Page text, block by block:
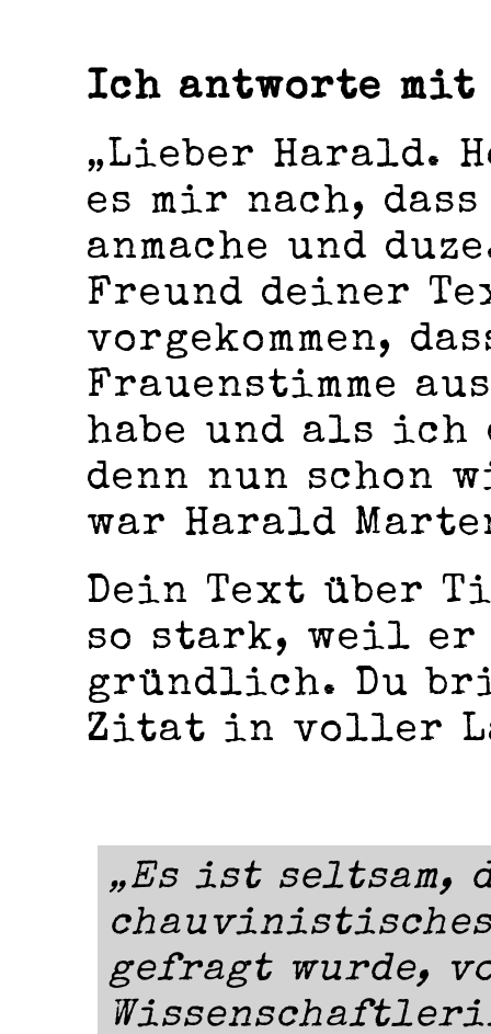
Ich antworte mit
„Lieber Harald.
es mir nach,
anmache und
Freund deiner
vorgekommen,
Frauenstimme
habe und als ich
denn nun schon
war Harald
Dein Text über
so stark, weil
gründlich. Du
Zitat in voller
„Es ist seltsam,
gefragt wurde,